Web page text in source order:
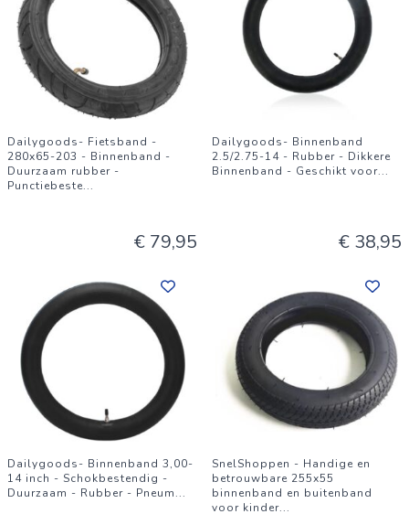
Dailygoods- Fietsband -
280x65-203 - Binnenband -
Duurzaam rubber -
Punctiebeste...
€ 79,95
Dailygoods- Binnenband
2.5/2.75-14 - Rubber - Dikkere
Binnenband - Geschikt voor...
€ 38,95
Dailygoods- Binnenband 3,00-
14 inch - Schokbestendig -
Duurzaam - Rubber - Pneum...
SnelShoppen - Handige en
betrouwbare 255x55
binnenband en buitenband
voor kinder...